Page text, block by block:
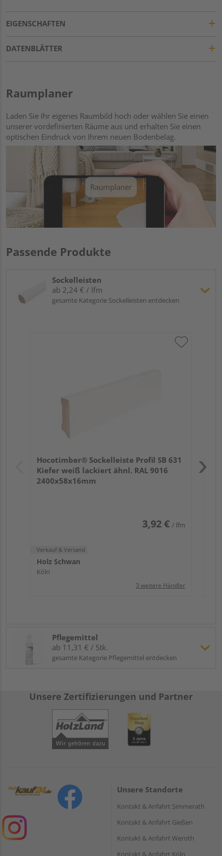
EIGENSCHAFTEN
DATENBLÄTTER
Raumplaner
Laden Sie Ihr eigenes Raumbild hoch oder wählen Sie einen
unserer vordefinierten Räume aus und erhalten Sie einen
optischen Eindruck von Ihrem neuen Bodenbelag.
Raumplaner
Passende Produkte
Sockelleisten
ab 2,24 € / lfm
gesamte Kategorie Sockelleisten entdecken
Hocotimber® Sockelleiste Profil SB 631
Kiefer weiß lackiert ähnl. RAL 9016
2400x58x16mm
3,92 € / lfm
Verkauf & Versand
Holz Schwan
Köln
3 weitere Händler
Pflegemittel
ab 11,31 € / Stk.
gesamte Kategorie Pflegemittel entdecken
Unsere Zertifizierungen und Partner
Unsere Standorte
Kontakt & Anfahrt Simmerath
Kontakt & Anfahrt Gießen
Kontakt & Anfahrt Weroth
Kontakt & Anfahrt Köln